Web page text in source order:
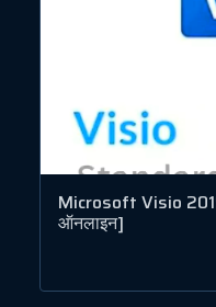
Microsoft Visio
ऑनलाइन]